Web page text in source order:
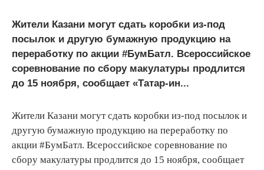
Жители Казани могут сдать коробки из-под
посылок и другую бумажную продукцию на
переработку по акции #БумБатл. Всероссийское
соревнование по сбору макулатуры продлится
до 15 ноября, сообщает «Татар-ин...
Жители Казани могут сдать коробки из-под посылок и
другую бумажную продукцию на переработку по
акции #БумБатл. Всероссийское соревнование по
сбору макулатуры продлится до 15 ноября, сообщает